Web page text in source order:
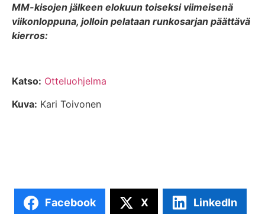
MM-kisojen jälkeen elokuun toiseksi viimeisenä
viikonloppuna, jolloin pelataan runkosarjan päättävä
kierros:
Katso: Otteluohjelma
Kuva: Kari Toivonen
Facebook X LinkedIn